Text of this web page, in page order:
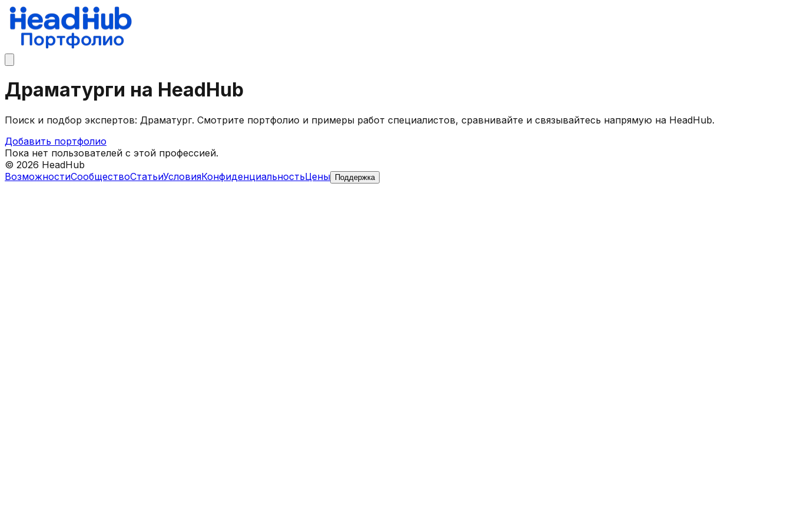
Драматурги на HeadHub
Поиск и подбор экспертов: Драматург. Смотрите портфолио и примеры работ специалистов, сравнивайте и связывайтесь напрямую на HeadHub.
Добавить портфолио
Пока нет пользователей с этой профессией.
© 2026 HeadHub
ВозможностиСообществоСтатьиУсловияКонфиденциальностьЦены Поддержка